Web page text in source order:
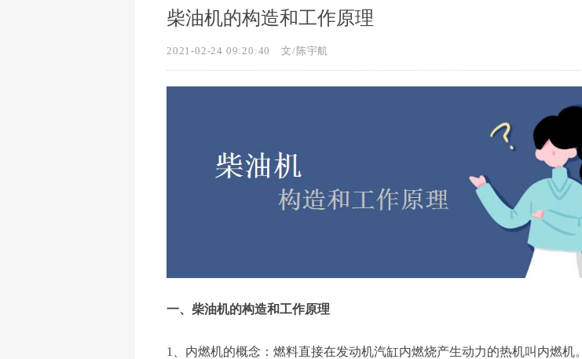
柴油机的构造和工作原理
2021-02-24 09:20:40 文/陈宇航
一、柴油机的构造和工作原理
1、内燃机的概念：燃料直接在发动机汽缸内燃烧产生动力的热机叫内燃机。